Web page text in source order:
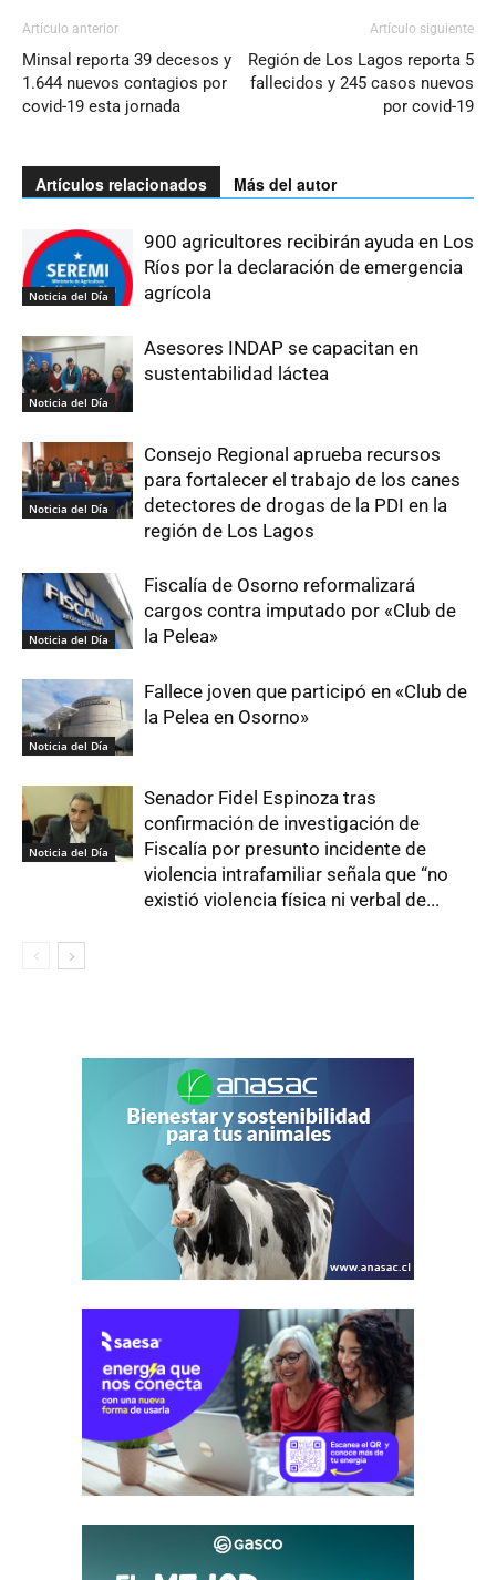
Artículo anterior
Minsal reporta 39 decesos y
1.644 nuevos contagios por
covid-19 esta jornada
Artículo siguiente
Región de Los Lagos reporta 5
fallecidos y 245 casos nuevos
por covid-19
Artículos relacionados Más del autor
Noticia del Día
900 agricultores recibirán ayuda en Los
Ríos por la declaración de emergencia
agrícola
Noticia del Día
Asesores INDAP se capacitan en
sustentabilidad láctea
Noticia del Día
Consejo Regional aprueba recursos
para fortalecer el trabajo de los canes
detectores de drogas de la PDI en la
región de Los Lagos
Noticia del Día
Fiscalía de Osorno reformalizará
cargos contra imputado por «Club de
la Pelea»
Noticia del Día
Fallece joven que participó en «Club de
la Pelea en Osorno»
Noticia del Día
Senador Fidel Espinoza tras
confirmación de investigación de
Fiscalía por presunto incidente de
violencia intrafamiliar señala que “no
existió violencia física ni verbal de...